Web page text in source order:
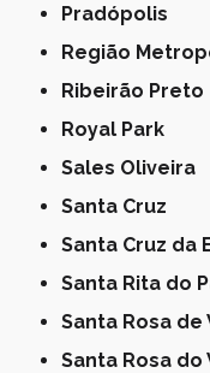
Pradópolis
Região
Ribeirão Preto
Royal Park
Sales Oliveira
Santa Cruz
Santa Cruz
Santa Rita do
Santa Rosa
Santa Rosa